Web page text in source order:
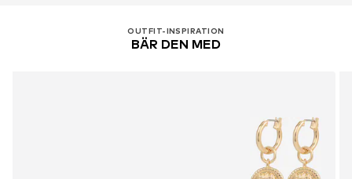
OUTFIT-INSPIRATION
BÄR DEN MED